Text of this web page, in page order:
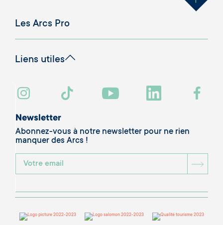
Les Arcs Pro
Liens utiles
Newsletter
Abonnez-vous à notre newsletter pour ne rien
manquer des Arcs !